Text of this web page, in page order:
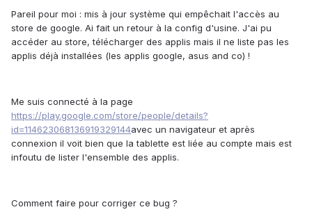
Pareil pour moi : mis à jour système qui empêchait l'accès au
store de google. Ai fait un retour à la config d'usine. J'ai pu
accéder au store, télécharger des applis mais il ne liste pas les
applis déjà installées (les applis google, asus and co) !
Me suis connecté à la page
https://play.google.com/store/people/details?
id=114623068136919329144avec un navigateur et après
connexion il voit bien que la tablette est liée au compte mais est
infoutu de lister l'ensemble des applis.
Comment faire pour corriger ce bug ?